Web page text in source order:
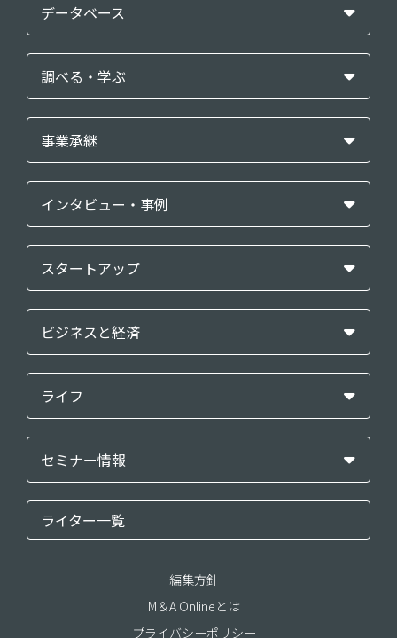
データベース
調べる・学ぶ
事業承継
インタビュー・事例
スタートアップ
ビジネスと経済
ライフ
セミナー情報
ライター一覧
編集方針
M＆A Onlineとは
プライバシーポリシー